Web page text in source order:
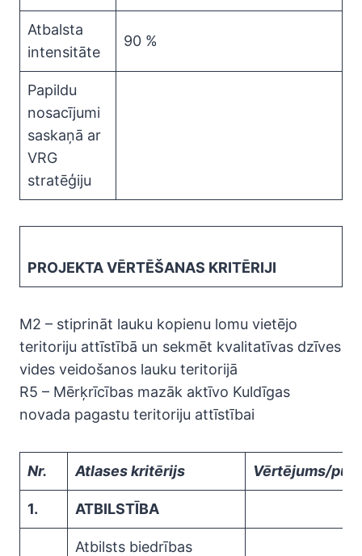
Atbalsta
intensitāte
90 %
Papildu
nosacījumi
saskaņā ar
VRG
stratēģiju
PROJEKTA VĒRTĒŠANAS KRITĒRIJI
M2 – stiprināt lauku kopienu lomu vietējo
teritoriju attīstībā un sekmēt kvalitatīvas dzīves
vides veidošanos lauku teritorijā
R5 – Mērķrīcības mazāk aktīvo Kuldīgas
novada pagastu teritoriju attīstībai
Nr. Atlases kritērijs Vērtējums/
1. ATBILSTĪBA
Atbilsts biedrības